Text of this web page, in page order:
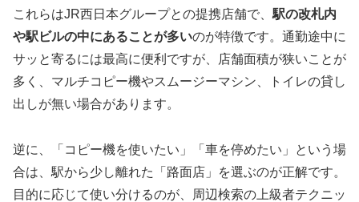
これらはJR西日本グループとの提携店舗で、 駅の改札内
や駅ビルの中にあることが多いのが特徴です。通勤途中に
サッと寄るには最高に便利ですが、店舗面積が狭いことが
多く、マルチコピー機やスムージーマシン、トイレの貸し
出しが無い場合があります。
逆に、「コピー機を使いたい」「車を停めたい」という場
合は、駅から少し離れた「路面店」を選ぶのが正解です。
目的に応じて使い分けるのが、周辺検索の上級者テクニッ